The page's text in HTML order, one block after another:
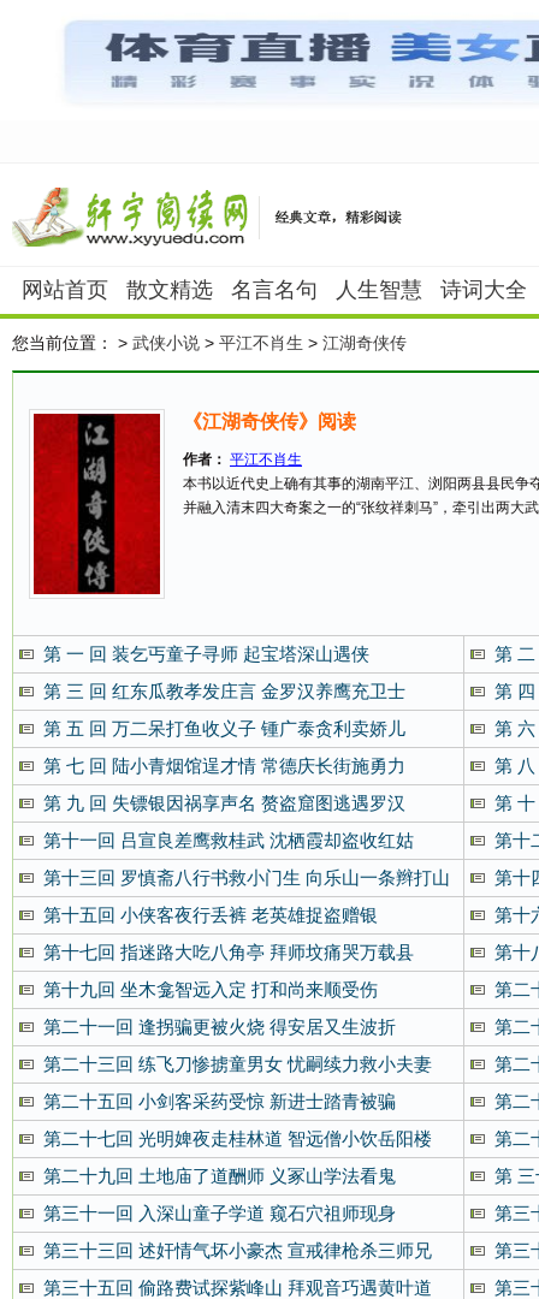
网站首页 散文精选 名言名句 人生智慧 诗词大全
您当前位置： > 武侠小说 > 平江不肖生 > 江湖奇侠传
《江湖奇侠传》阅读
作者： 平江不肖生
本书以近代史上确有其事的湖南平江、浏阳两县县民
并融入清末四大奇案之一的“张纹祥刺马”，牵引出两大
第 一 回 装乞丐童子寻师 起宝塔深山遇侠
第
第 三 回 红东瓜教孝发庄言 金罗汉养鹰充卫士
第
第 五 回 万二呆打鱼收义子 锺广泰贪利卖娇儿
第
第 七 回 陆小青烟馆逞才情 常德庆长街施勇力
第
第 九 回 失镖银因祸享声名 赘盗窟图逃遇罗汉
第
第十一回 吕宣良差鹰救桂武 沈栖霞却盗收红姑
第十
第十三回 罗慎斋八行书救小门生 向乐山一条辫打山
东老
第十
第十五回 小侠客夜行丢裤 老英雄捉盗赠银
第十
第十七回 指迷路大吃八角亭 拜师坟痛哭万载县
第十
第十九回 坐木龛智远入定 打和尚来顺受伤
第二
第二十一回 逢拐骗更被火烧 得安居又生波折
第二
第二十三回 练飞刀惨掳童男女 忧嗣续力救小夫妻
第二
第二十五回 小剑客采药受惊 新进士踏青被骗
第二
人
第二十七回 光明婢夜走桂林道 智远僧小饮岳阳楼
第二
第二十九回 土地庙了道酬师 义冢山学法看鬼
第
第三十一回 入深山童子学道 窥石穴祖师现身
第三
第三十三回 述奸情气坏小豪杰 宣戒律枪杀三师兄
第三
第三十五回 偷路费试探紫峰山 拜观音巧遇黄叶道
第三